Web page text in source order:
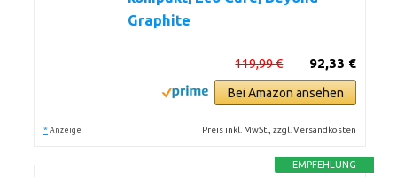
Graphite
92,33 €
119,99 €
Bei Amazon ansehen
* Anzeige Preis inkl. MwSt., zzgl. Versandkosten
EMPFEHLUNG